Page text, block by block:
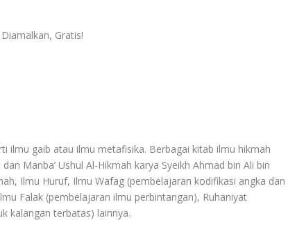
ilmu gaib atau ilmu metafisika. Berbagai kitab ilmu hikmah
Manba’ Ushul Al-Hikmah karya Syeikh Ahmad bin Ali bin
Ilmu Huruf, Ilmu Wafag (pembelajaran kodifikasi angka dan
Falak (pembelajaran ilmu perbintangan), Ruhaniyat
kalangan terbatas) lainnya.